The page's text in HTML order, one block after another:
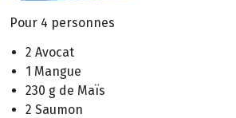
Pour 4 personnes
2 Avocat
1 Mangue
230 g de Maïs
2 Saumon